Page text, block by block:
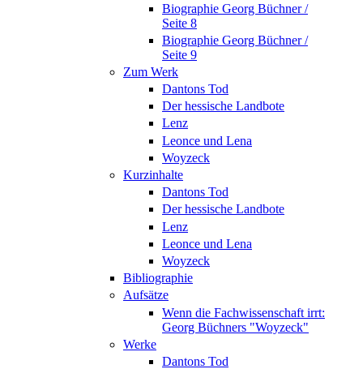
Biographie Georg Büchner /
Seite 8
Biographie Georg Büchner /
Seite 9
Zum Werk
Dantons Tod
Der hessische Landbote
Lenz
Leonce und Lena
Woyzeck
Kurzinhalte
Dantons Tod
Der hessische Landbote
Lenz
Leonce und Lena
Woyzeck
Bibliographie
Aufsätze
Wenn die Fachwissenschaft irrt:
Georg Büchners "Woyzeck"
Werke
Dantons Tod